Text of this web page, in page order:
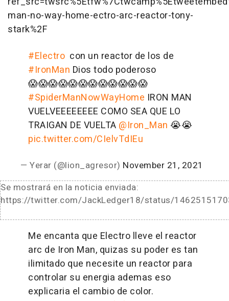
man-no-way-home-ectro-arc-reactor-tony-
stark%2F
#Electro con un reactor de los de
#IronMan Dios todo poderoso
😱😱😱😱😱😱😱😱😱😱😱😱
#SpiderManNowWayHome IRON MAN
VUELVEEEEEEEE COMO SEA QUE LO
TRAIGAN DE VUELTA @Iron_Man 😭😭
pic.twitter.com/CIelvTdIEu
— Yerar (@lion_agresor) November 21, 2021
Se mostrará en la noticia enviada:
https://twitter.com/JackLedger18/status/
Me encanta que Electro lleve el reactor
arc de Iron Man, quizas su poder es tan
ilimitado que necesite un reactor para
controlar su energia ademas eso
explicaria el cambio de color.